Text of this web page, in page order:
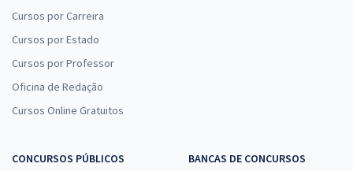
Cursos por Carreira
Cursos por Estado
Cursos por Professor
Oficina de Redação
Cursos Online Gratuitos
CONCURSOS PÚBLICOS
BANCAS DE CONCURSOS